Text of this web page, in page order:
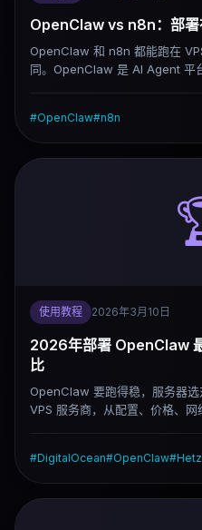
OpenClaw vs n8n：部署
OpenClaw 和 n8n 都能跑在
同。OpenClaw 是 AI Agent 平
#OpenClaw#n8n
使用教程 2026年3月10日
2026年部署 OpenClaw
比
OpenClaw 要跑得稳，服务器
VPS 服务商，从配置、价格、
#DigitalOcean#OpenClaw#